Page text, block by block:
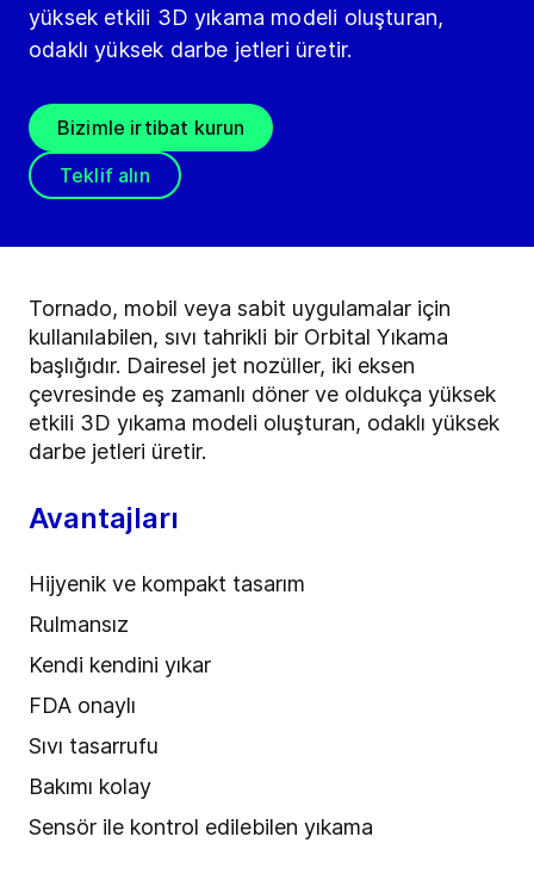
yüksek etkili 3D yıkama modeli oluşturan,
odaklı yüksek darbe jetleri üretir.
Bizimle irtibat kurun
Teklif alın
Tornado, mobil veya sabit uygulamalar için
kullanılabilen, sıvı tahrikli bir Orbital Yıkama
başlığıdır. Dairesel jet nozüller, iki eksen
çevresinde eş zamanlı döner ve oldukça yüksek
etkili 3D yıkama modeli oluşturan, odaklı yüksek
darbe jetleri üretir.
Avantajları
Hijyenik ve kompakt tasarım
Rulmansız
Kendi kendini yıkar
FDA onaylı
Sıvı tasarrufu
Bakımı kolay
Sensör ile kontrol edilebilen yıkama